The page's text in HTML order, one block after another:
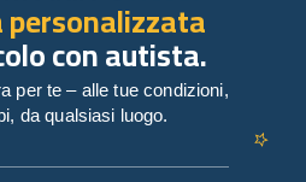
con autista.
per te – alle tue condizioni,
da qualsiasi luogo.